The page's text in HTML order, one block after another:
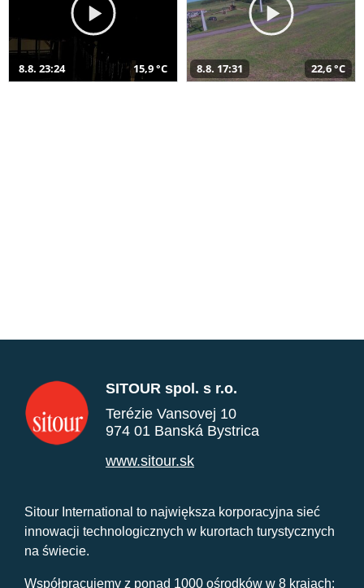
8.8. 23:24 15,9 °C 8.8. 17:31 22,6 °C
SITOUR spol. s r.o.
Terézie Vansovej 10
974 01 Banská Bystrica
www.sitour.sk
Sitour International to największa korporacyjna sieć
innowacji technologicznych w kurortach turystycznych
na świecie.
Współpracujemy z ponad 1000 ośrodków w 8 krajach: